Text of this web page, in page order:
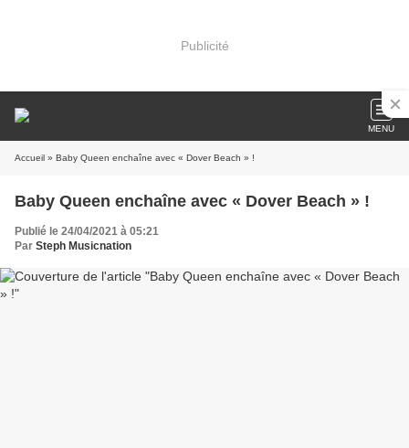
Publicité
MENU
Accueil » Baby Queen enchaîne avec « Dover Beach » !
Baby Queen enchaîne avec « Dover Beach » !
Publié le 24/04/2021 à 05:21
Par Steph Musicnation